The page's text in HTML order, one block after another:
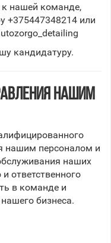
к нашей команде,
+375447348214 или
кандидатуру.
НАШИМ
нашим персоналом и
наших
ответственного
в команде и
бизнеса.